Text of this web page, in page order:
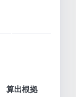
算出根拠